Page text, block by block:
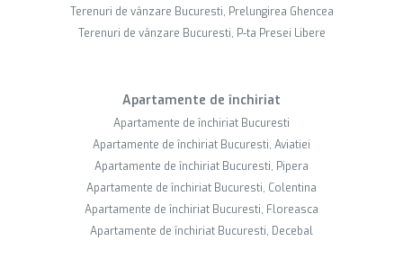
Terenuri de vânzare Bucuresti, Prelungirea Ghencea
Terenuri de vânzare Bucuresti, P-ta Presei Libere
Apartamente de închiriat
Apartamente de închiriat Bucuresti
Apartamente de închiriat Bucuresti, Aviatiei
Apartamente de închiriat Bucuresti, Pipera
Apartamente de închiriat Bucuresti, Colentina
Apartamente de închiriat Bucuresti, Floreasca
Apartamente de închiriat Bucuresti, Decebal